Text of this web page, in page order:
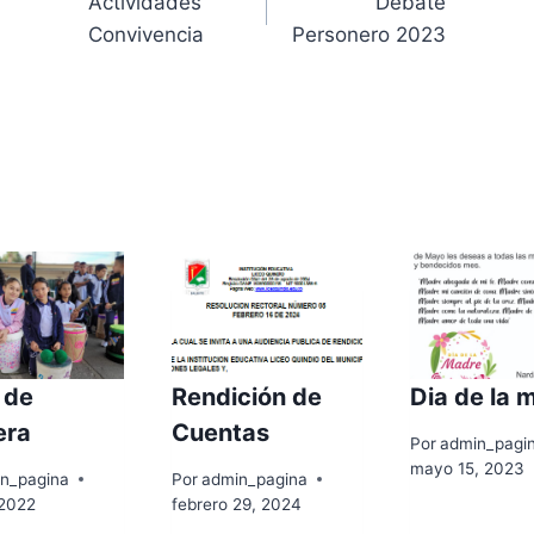
de
Convivencia
Personero 2023
Rendición de
Cuentas
Poradmin_pagina
febrero 29, 2024
Dia de la
Por
mayo 15, 2023